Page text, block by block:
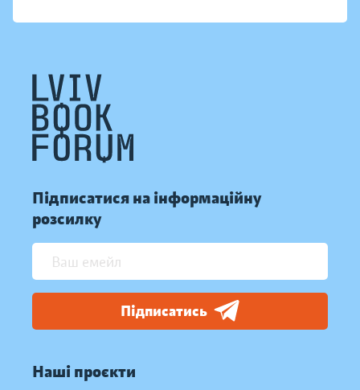
Підписатися на інформаційну
розсилку
Підписатись
Наші проєкти